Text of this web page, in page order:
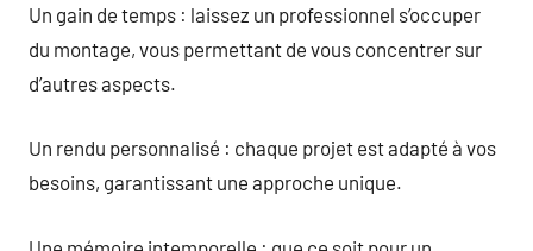
Un gain de temps : laissez un professionnel s’occuper
du montage, vous permettant de vous concentrer sur
d’autres aspects.
Un rendu personnalisé : chaque projet est adapté à vos
besoins, garantissant une approche unique.